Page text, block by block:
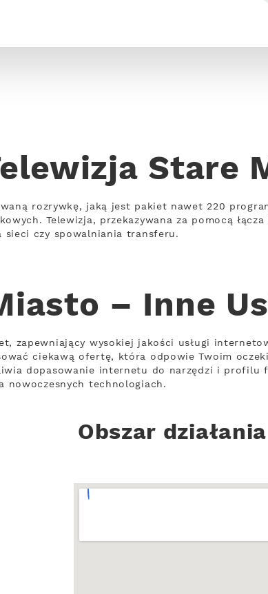
Stare
rozrywkę, jaką jest pakiet nawet 220
Telewizja, przekazywana za pomocą
sieci czy spowalniania transferu.
– Inne
zapewniający wysokiej jakości usługi
ciekawą ofertę, która odpowie Twoim
dopasowanie internetu do narzędzi i profilu
nowoczesnych technologiach.
Obszar działania